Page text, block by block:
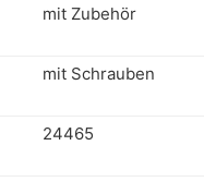
mit Zubehör
mit Schrauben
24465